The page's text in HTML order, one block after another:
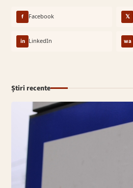
f Facebook 𝕏
in LinkedIn wa
Știri recente